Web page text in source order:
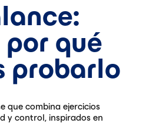
por qué
probarlo
que combina ejercicios
y control, inspirados en